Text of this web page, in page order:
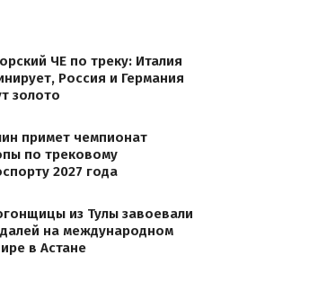
ЧЕ по треку: Италия
Россия и Германия
золото
примет чемпионат
по трековому
2027 года
из Тулы завоевали
на международном
в Астане